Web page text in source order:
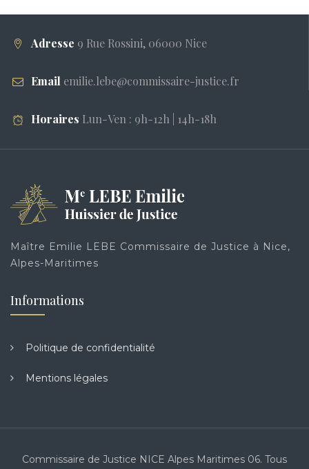
Adresse 9 Rue Rossini, 06000 Nice
Email emilie.lebe@commissaire-justice.fr
Horaires Lun-Ven : 9h-12h | 14h-18h
Maître Emilie LEBE Commissaire de Justice à Nice,
Alpes-Maritimes
Informations
Politique de confidentialité
Mentions légales
Commissaire de Justice NICE Alpes Maritimes 06. Tous